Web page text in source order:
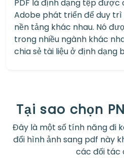
PDF là định dạng tệp được
Adobe phát triển để duy
nền tảng khác nhau. Nó
trong nhiều ngành khác
chia sẻ tài liệu ở định dạng
Tại sao chọn
Đây là một số tính năng đi
đổi hình ảnh sang pdf này
các đối tác